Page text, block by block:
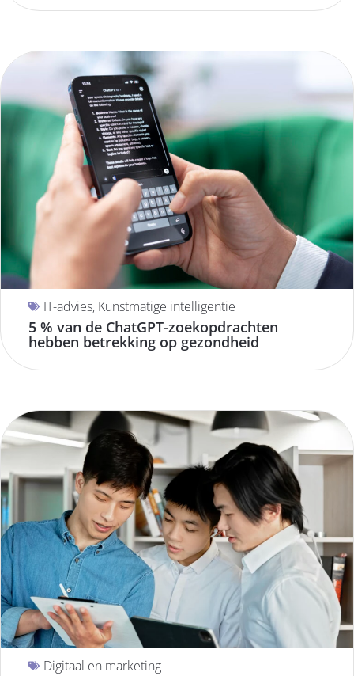
IT-advies, Kunstmatige intelligentie
5 % van de ChatGPT-zoekopdrachten
hebben betrekking op gezondheid
Digitaal en marketing